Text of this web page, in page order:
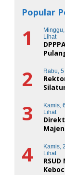
Popular
1
Lihat
2 Rabu,
3 Kamis,
Lihat
4 Kamis,
Lihat